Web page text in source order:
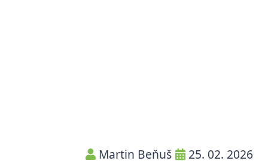
Martin Beňuš 25. 02. 2026